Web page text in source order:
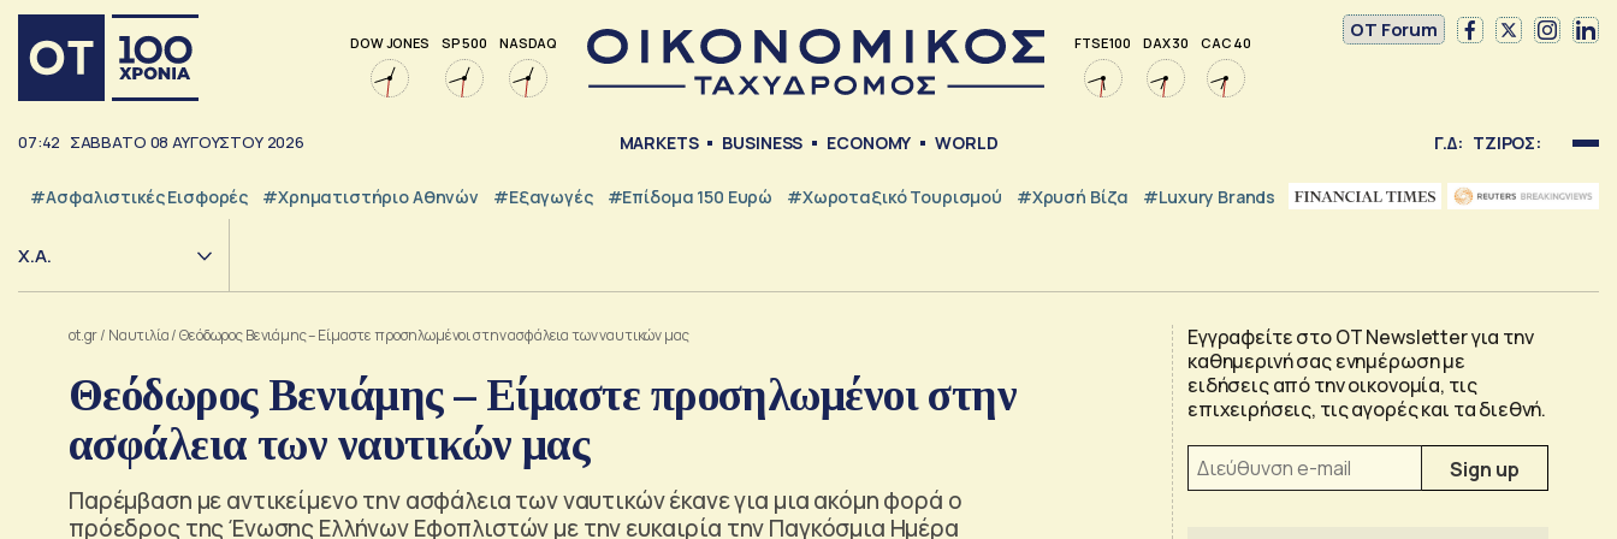
DOW JONES SP 500 NASDAQ FTSE 100 DAX 30 CAC 40
OT Forum
07:42 ΣΑΒΒΑΤΟ 08 ΑΥΓΟΥΣΤΟΥ 2026 MARKETS BUSINESS ECONOMY WORLD Γ.Δ: ΤΖΙΡΟΣ:
#Ασφαλιστικές Εισφορές #Χρηματιστήριο Αθηνών #εξαγωγές #Επίδομα 150 Ευρώ #Χωροταξικό Τουρισμού #Χρυσή Βίζα #luxury Brands
Χ.Α.
ot.gr/ Ναυτιλία/Θεόδωρος Βενιάμης – Είμαστε προσηλωμένοι στην ασφάλεια των ναυτικών μας
Θεόδωρος Βενιάμης – Είμαστε προσηλωμένοι στην
ασφάλεια των ναυτικών μας
Παρέμβαση με αντικείμενο την ασφάλεια των ναυτικών έκανε για μια ακόμη φορά ο
πρόεδρος της Ένωσης Ελλήνων Εφοπλιστών με την ευκαιρία την Παγκόσμια Ημέρα
Εγγραφείτε στο OT Newsletter για την
καθημερινή σας ενημέρωση με
ειδήσεις από την οικονομία, τις
επιχειρήσεις, τις αγορές και τα διεθνή.